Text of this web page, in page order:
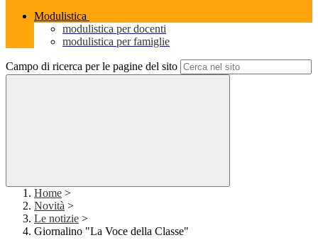
Modulistica
modulistica per docenti
modulistica per famiglie
Campo di ricerca per le pagine del sito
Home >
Novità >
Le notizie >
Giornalino "La Voce della Classe"